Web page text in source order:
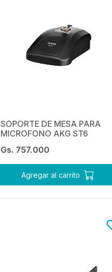
SOPORTE DE MESA PARA
MICROFONO AKG ST6
Gs. 757.000
Agregar al carrito